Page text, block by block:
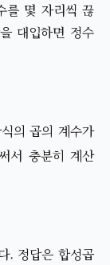
를 몇 자리씩 끊
대입하면 정수
의 곱의 계수가
서 충분히 계산
. 정답은 합성곱